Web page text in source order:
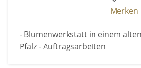
Merken
- Blumenwerkstatt in einem
Pfalz - Auftragsarbeiten